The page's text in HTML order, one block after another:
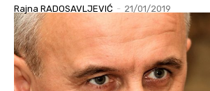
Rajna RADOSAVLJEVIĆ - 21/01/2019